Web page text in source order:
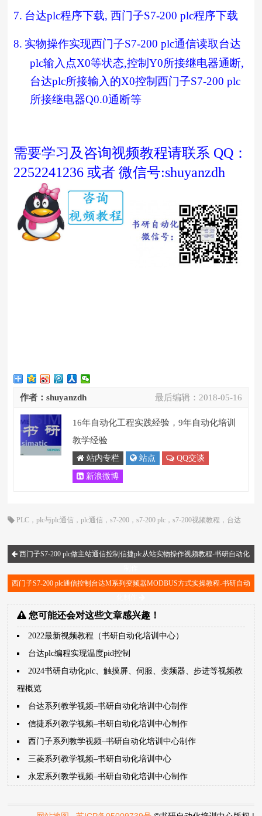
7. 台达plc程序下载,西门子S7-200 plc程序下载
8. 实物操作实现西门子S7-200 plc通信读取台达
plc输入点X0等状态,控制Y0所接继电器通断,
台达plc所接输入的X0控制西门子S7-200 plc
所接继电器Q0.0通断等
需要学习及咨询视频教程请联系 QQ：
2252241236 或者 微信号:shuyanzdh
最后编辑： 2018-05-16
作者：shuyanzdh
16年自动化工程实践经验，9年自动化培训
教学经验
站内专栏 站点 QQ交谈
新浪微博
PLC ，plc与plc通信 ，plc通信 ，s7-200 ，s7-200 plc ，s7-200视频教程 ， 台达
西门子S7-200 plc做主站通信控制信捷plc从站实物操作视频教程-书研自动化
西门子S7-200 plc通信控制台达M系列变频器MODBUS方式实操教程-书研自动
您可能还会对这些文章感兴趣！
2022最新视频教程（书研自动化培训中心）
台达plc编程实现温度pid控制
2024书研自动化plc、触摸屏、伺服、变频器、步进等视频教
程概览
台达系列教学视频–书研自动化培训中心制作
信捷系列教学视频–书研自动化培训中心制作
西门子系列教学视频–书研自动化培训中心制作
三菱系列教学视频–书研自动化培训中心
永宏系列教学视频–书研自动化培训中心制作